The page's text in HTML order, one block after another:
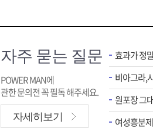
자주 묻는 질문
POWER MAN에
관한 문의전 꼭 필독 해주세요.
자세히보기
효과가 정
원포장 그
여성흥분